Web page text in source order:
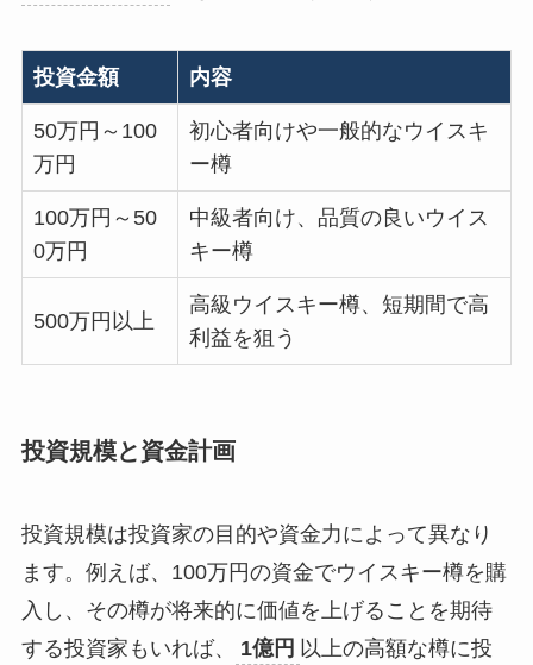
投資金額 内容
50万円～100
万円
初心者向けや一般的なウイスキ
ー樽
100万円～50
0万円
中級者向け、品質の良いウイス
キー樽
500万円以上
高級ウイスキー樽、短期間で高
利益を狙う
投資規模と資金計画
投資規模は投資家の目的や資金力によって異なり
ます。例えば、100万円の資金でウイスキー樽を購
入し、その樽が将来的に価値を上げることを期待
する投資家もいれば、
1億円 以上の高額な樽に投